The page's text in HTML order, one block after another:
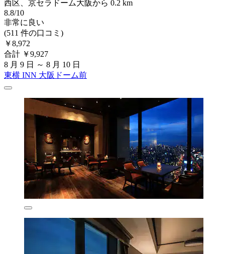
西区、京セラドーム大阪から 0.2 km
8.8/10
非常に良い
(511 件の口コミ)
￥8,972
合計 ￥9,927
8 月 9 日 ～ 8 月 10 日
東横 INN 大阪ドーム前